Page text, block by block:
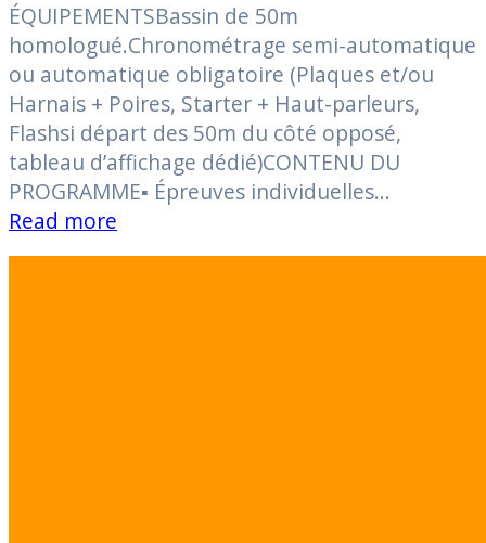
ÉQUIPEMENTSBassin de 50m
homologué.Chronométrage semi-automatique
ou automatique obligatoire (Plaques et/ou
Harnais + Poires, Starter + Haut-parleurs,
Flashsi départ des 50m du côté opposé,
tableau d’affichage dédié)CONTENU DU
PROGRAMME▪ Épreuves individuelles…
Read more